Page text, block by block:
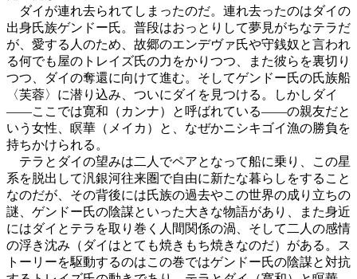
ダイが連れ去られてしまったのだ。連れ去ったのはダイの
出身氏族ゲンドー氏。普段はおっとりして夢見がちなテラだ
が、愛する人のため、故郷のエンデヴァ氏や守銭奴と言われ
る何でも屋のトレイズ氏の力をかりつつ、また彼らを裏切り
つつ、ダイの奪還に向けて進む。そしてゲンドー氏の氏族船
〈芙蓉〉に潜り込み、ついにダイを見つける。しかしダイ
――ここでは寛和（カンナ）と呼ばれている――の親友だと
いう女性、瞑華（メイカ）と、なぜかニシキゴイ漁の勝負を
持ちかけられる。
テラとダイの望みは二人でペアとなって船に乗り、この星
系を脱出して汎銀河往来圏で自由に新たな暮らしをすること
なのだが、その背後には氏族の過去やこの世界の成り立ちの
謎、ゲンドー氏の陰謀といった大きな物語があり、また身近
にはダイとテラを取り巻く人間関係の渦、そして二人の感情
の浮き沈み（ダイはとても焼きもち焼きなのだ）がある。ス
トーリーを駆動するのはこの巻ではゲンドー氏の陰謀と対抗